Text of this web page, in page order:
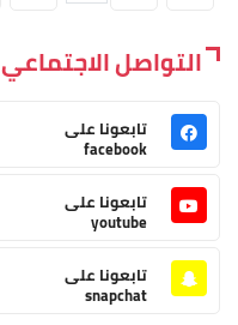
التواصل الاجتماعي
تابعونا على
facebook
تابعونا على
youtube
تابعونا على
snapchat